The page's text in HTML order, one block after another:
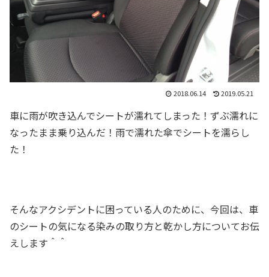
2018.06.14 2019.05.21
車に雨が吹き込んでシートが濡れてしまった！ずぶ濡れに
なったまま乗り込んだ！雨で濡れた傘でシートを濡らし
た！
そんなアクシデントに困っている人のために、今回は、車
のシートの気になる染みの取り方と乾かし方についてお伝
えします＾＾